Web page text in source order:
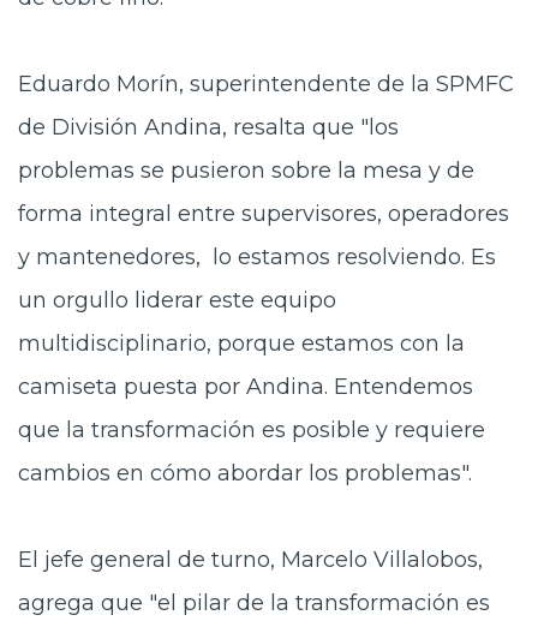
Eduardo Morín, superintendente de la SPMFC
de División Andina, resalta que "los
problemas se pusieron sobre la mesa y de
forma integral entre supervisores, operadores
y mantenedores, lo estamos resolviendo. Es
un orgullo liderar este equipo
multidisciplinario, porque estamos con la
camiseta puesta por Andina. Entendemos
que la transformación es posible y requiere
cambios en cómo abordar los problemas".
El jefe general de turno, Marcelo Villalobos,
agrega que "el pilar de la transformación es